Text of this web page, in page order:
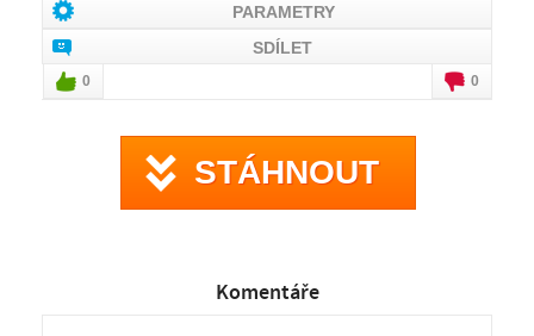
PARAMETRY
SDÍLET
0 0
STÁHNOUT
Komentáře